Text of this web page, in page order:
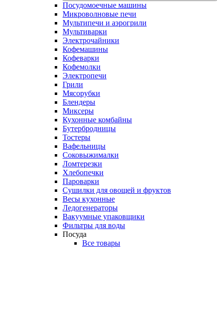
Посудомоечные машины
Микроволновые печи
Мультипечи и аэрогрили
Мультиварки
Электрочайники
Кофемашины
Кофеварки
Кофемолки
Электропечи
Грили
Мясорубки
Блендеры
Миксеры
Кухонные комбайны
Бутербродницы
Тостеры
Вафельницы
Соковыжималки
Ломтерезки
Хлебопечки
Пароварки
Сушилки для овощей и фруктов
Весы кухонные
Ледогенераторы
Вакуумные упаковщики
Фильтры для воды
Посуда
Все товары